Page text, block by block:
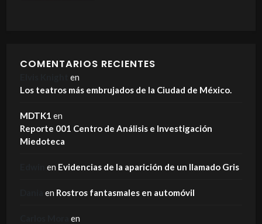
COMENTARIOS RECIENTES
en
Los teatros más embrujados de la Ciudad de México.
MDTK1 en
Reporte 001 Centro de Análisis e Investigación
Miedoteca
en Evidencias de la aparición de un llamado Gris
en Rostros fantasmales en automóvil
en